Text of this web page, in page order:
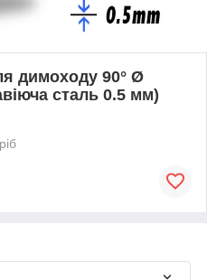
димоходу 90° Ø
сталь 0.5 мм)